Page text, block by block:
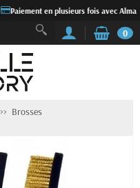
Paiement en plusieurs fois avec Alma
0
Brosses